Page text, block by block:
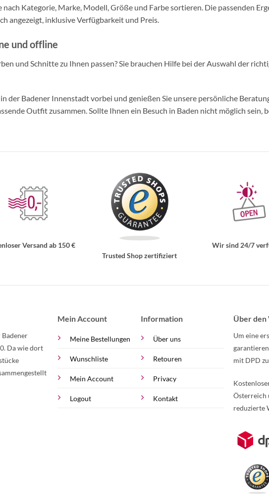
nach Kategorie, Marke, Modell, Größe und Farbe sortieren. Die passenden
angezeigt, inklusive Verfügbarkeit und Preis.
und offline
und Schnitte zu Ihnen passen? Sie brauchen Hilfe bei der Auswahl der
der Badener Innenstadt vorbei und genießen Sie unsere persönliche
Outfit zusammen. Sollte Ihnen ein Besuch in Baden nicht möglich sein,
Versand ab 150 €
Trusted Shop zertifiziert
Wir sind 24/7
Badener
Da wie dort
Mein Account
Meine Bestellungen
Wunschliste
Mein Account
Logout
Information
Über uns
Retouren
Privacy
Kontakt
Über den
Um eine
mit DPD
Österreich
reduzierte
Weitere